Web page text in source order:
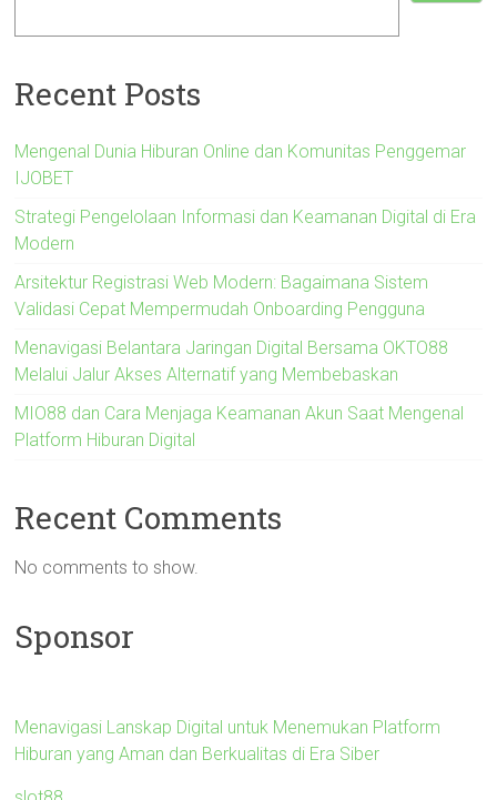
Recent Posts
Mengenal Dunia Hiburan Online dan Komunitas Penggemar
IJOBET
Strategi Pengelolaan Informasi dan Keamanan Digital di Era
Modern
Arsitektur Registrasi Web Modern: Bagaimana Sistem
Validasi Cepat Mempermudah Onboarding Pengguna
Menavigasi Belantara Jaringan Digital Bersama OKTO88
Melalui Jalur Akses Alternatif yang Membebaskan
MIO88 dan Cara Menjaga Keamanan Akun Saat Mengenal
Platform Hiburan Digital
Recent Comments
No comments to show.
Sponsor
Menavigasi Lanskap Digital untuk Menemukan Platform
Hiburan yang Aman dan Berkualitas di Era Siber